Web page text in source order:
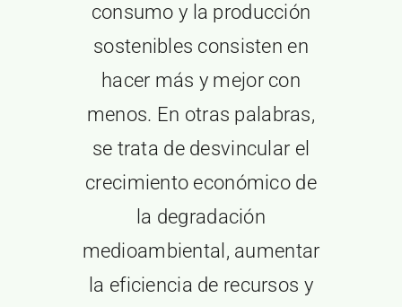
consumo y la producción
sostenibles consisten en
hacer más y mejor con
menos. En otras palabras,
se trata de desvincular el
crecimiento económico de
la degradación
medioambiental, aumentar
la eficiencia de recursos y